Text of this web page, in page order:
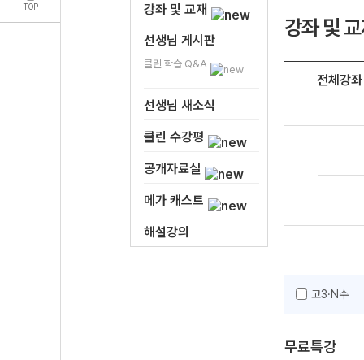
TOP
강좌 및 교재
선생님 게시판
클린 학습 Q&A
선생님 새소식
클린 수강평
공개자료실
메가 캐스트
해설강의
강좌 및
전체강좌
고3·N수
무료특강